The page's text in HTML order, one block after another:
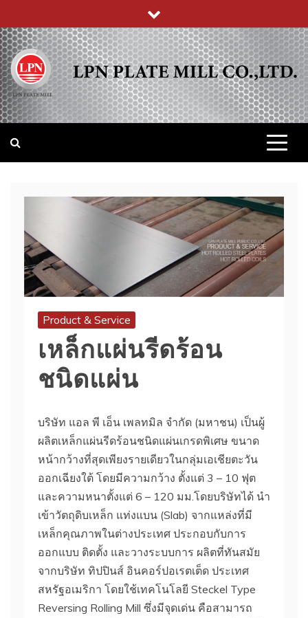
to
content
บริษัท แอล พี เอ็น เพลทมิล (จำกัด)
Product & Service
เหล็กแผ่นรีดร้อน
ชนิดแผ่น
บริษัท แอล พี เอ็น เพลทมิล จำกัด (มหาชน) เป็นผู้
ผลิตเหล็กแผ่นรีดร้อนชนิดแผ่นเกรดพิเศษ ขนาด
หน้ากว้างที่สุดเพียงรายเดียวในกลุ่มเอเชียตะวัน
ออกเฉียงใต้ โดยมีความกว้าง ตั้งแต่ 3 – 10 ฟุต
และความหนาตั้งแต่ 6 – 120 มม.โดยบริษัทได้ นำ
เข้าวัตถุดิบเหล็ก แท่งแบน (Slab) จากแหล่งที่มี
เหล็กคุณภาพในต่างประเทศ ประกอบกับการ
ออกแบบ ติดตั้ง และวางระบบการ ผลิตที่ทันสมัย
จากบริษัท ทิปปินส์ อินคอร์ปอเรตเต็ด ประเทศ
สหรัฐอเมริกา โดยใช้เทคโนโลยี Steckel Type
Reversing Rolling Mill ซึ่งมีจุดเด่น คือสามารถ